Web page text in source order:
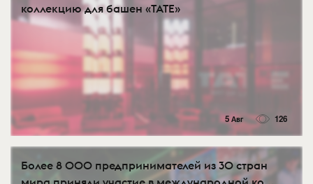
коллекцию для башен «TATE»
5 Авг 126
Более 8 000 предпринимателей из 30 стран